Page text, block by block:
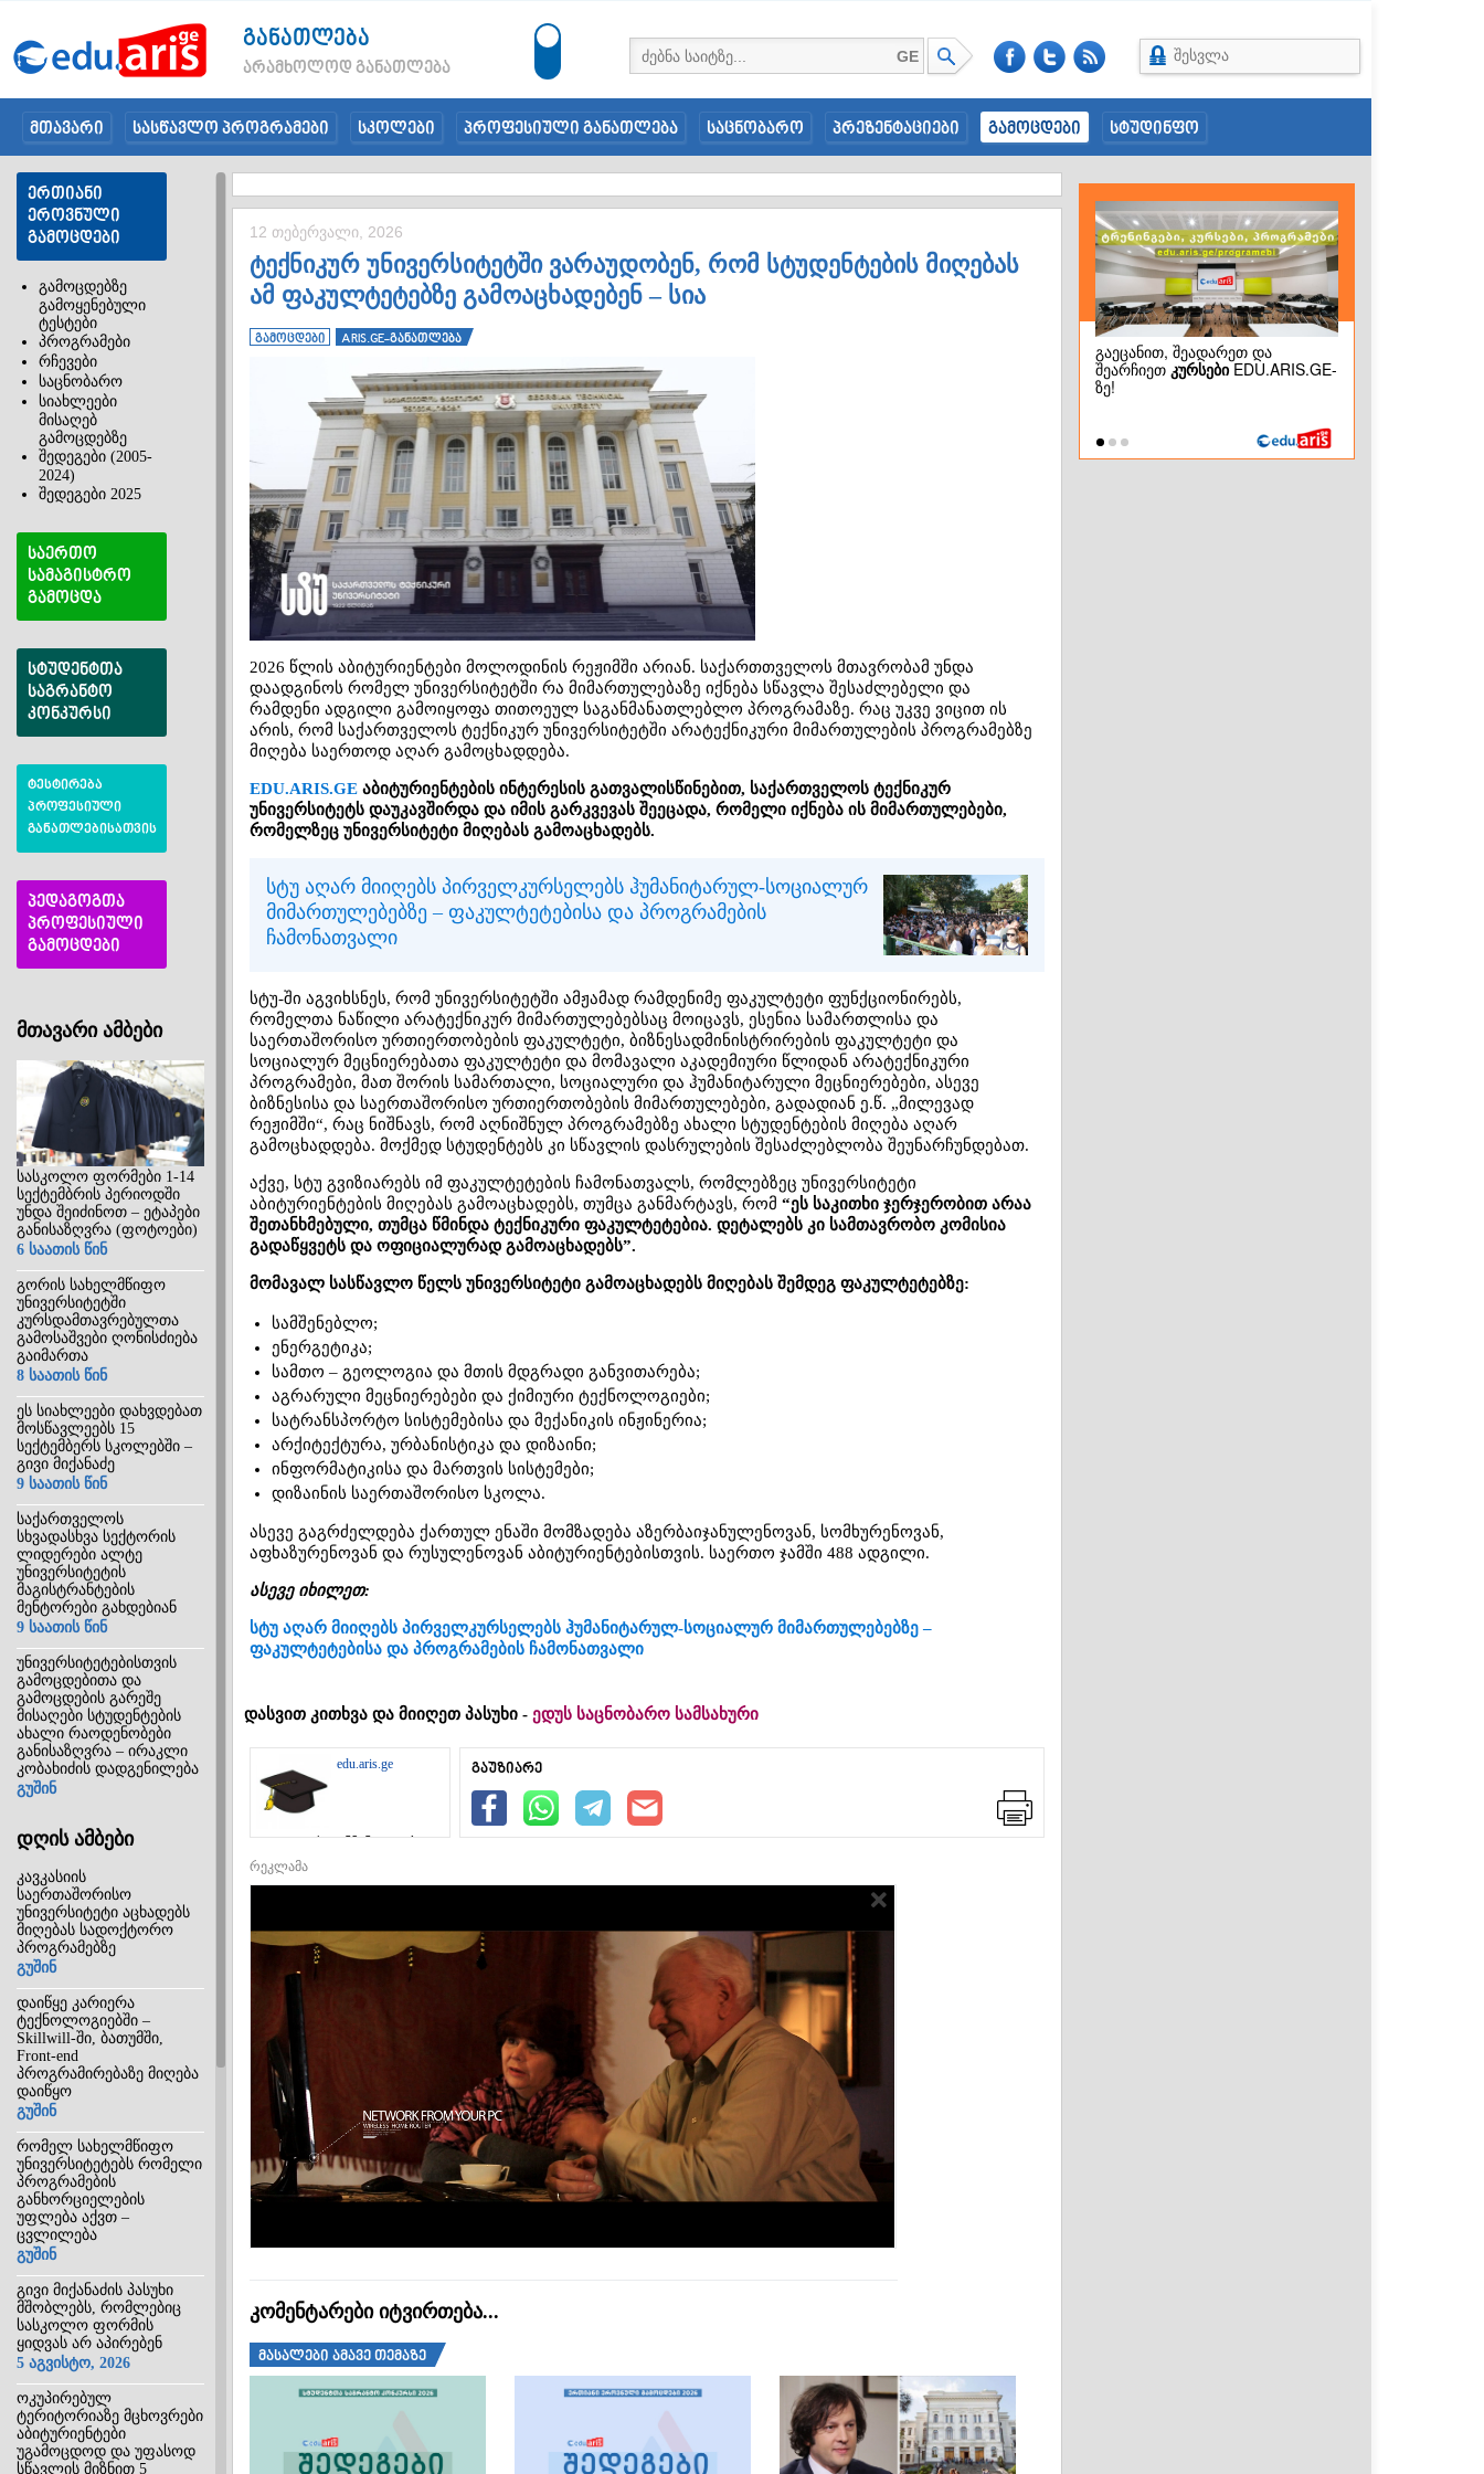
განათლება
არამხოლოდ განათლება
GE შესვლა
მთავარი სასწავლო პროგრამები სკოლები პროფესიული განათლება საცნობარო პრეზენტაციები გამოცდები სტუდინფო
ერთიანი
ეროვნული
გამოცდები
გამოცდებზე
გამოყენებული
ტესტები
პროგრამები
რჩევები
საცნობარო
სიახლეები
მისაღებ
გამოცდებზე
შედეგები (2005-
2024)
შედეგები 2025
საერთო
სამაგისტრო
გამოცდა
სტუდენტთა
საგრანტო
კონკურსი
ტესტირება
პროფესიული
განათლებისათვის
პედაგოგთა
პროფესიული
გამოცდები
მთავარი ამბები
სასკოლო ფორმები 1-14
სექტემბრის პერიოდში
უნდა შეიძინოთ – ეტაპები
განისაზღვრა (ფოტოები)
6 საათის წინ
გორის სახელმწიფო
უნივერსიტეტში
კურსდამთავრებულთა
გამოსაშვები ღონისძიება
გაიმართა
8 საათის წინ
ეს სიახლეები დახვდებათ
მოსწავლეებს 15
სექტემბერს სკოლებში –
გივი მიქანაძე
9 საათის წინ
საქართველოს
სხვადასხვა სექტორის
ლიდერები ალტე
უნივერსიტეტის
მაგისტრანტების
მენტორები გახდებიან
9 საათის წინ
უნივერსიტეტებისთვის
გამოცდებითა და
გამოცდების გარეშე
მისაღები სტუდენტების
ახალი რაოდენობები
განისაზღვრა – ირაკლი
კობახიძის დადგენილება
გუშინ
დღის ამბები
კავკასიის
საერთაშორისო
უნივერსიტეტი აცხადებს
მიღებას სადოქტორო
პროგრამებზე
გუშინ
დაიწყე კარიერა
ტექნოლოგიებში –
Skillwill-ში, ბათუმში,
Front-end
პროგრამირებაზე მიღება
დაიწყო
გუშინ
რომელ სახელმწიფო
უნივერსიტეტებს რომელი
პროგრამების
განხორციელების
უფლება აქვთ –
ცვლილება
გუშინ
გივი მიქანაძის პასუხი
მშობლებს, რომლებიც
სასკოლო ფორმის
ყიდვას არ აპირებენ
5 აგვისტო, 2026
ოკუპირებულ
ტერიტორიაზე მცხოვრები
აბიტურიენტები
უგამოცდოდ და უფასოდ
სწავლის მიზნით 5
12 თებერვალი, 2026
ტექნიკურ უნივერსიტეტში ვარაუდობენ, რომ სტუდენტების მიღებას
ამ ფაკულტეტებზე გამოაცხადებენ – სია
გამოცდები ARIS.GE-განათლება
2026 წლის აბიტურიენტები მოლოდინის რეჟიმში არიან. საქართთველოს მთავრობამ უნდა
დაადგინოს რომელ უნივერსიტეტში რა მიმართულებაზე იქნება სწავლა შესაძლებელი და
რამდენი ადგილი გამოიყოფა თითოეულ საგანმანათლებლო პროგრამაზე. რაც უკვე ვიცით ის
არის, რომ საქართველოს ტექნიკურ უნივერსიტეტში არატექნიკური მიმართულების პროგრამებზე
მიღება საერთოდ აღარ გამოცხადდება.
EDU.ARIS.GE აბიტურიენტების ინტერესის გათვალისწინებით, საქართველოს ტექნიკურ
უნივერსიტეტს დაუკავშირდა და იმის გარკვევას შეეცადა, რომელი იქნება ის მიმართულებები,
რომელზეც უნივერსიტეტი მიღებას გამოაცხადებს.
სტუ აღარ მიიღებს პირველკურსელებს ჰუმანიტარულ-სოციალურ
მიმართულებებზე – ფაკულტეტებისა და პროგრამების
ჩამონათვალი
სტუ-ში აგვიხსნეს, რომ უნივერსიტეტში ამჟამად რამდენიმე ფაკულტეტი ფუნქციონირებს,
რომელთა ნაწილი არატექნიკურ მიმართულებებსაც მოიცავს, ესენია სამართლისა და
საერთაშორისო ურთიერთობების ფაკულტეტი, ბიზნესადმინისტრირების ფაკულტეტი და
სოციალურ მეცნიერებათა ფაკულტეტი და მომავალი აკადემიური წლიდან არატექნიკური
პროგრამები, მათ შორის სამართალი, სოციალური და ჰუმანიტარული მეცნიერებები, ასევე
ბიზნესისა და საერთაშორისო ურთიერთობების მიმართულებები, გადადიან ე.წ. „მილევად
რეჟიმში“, რაც ნიშნავს, რომ აღნიშნულ პროგრამებზე ახალი სტუდენტების მიღება აღარ
გამოცხადდება. მოქმედ სტუდენტებს კი სწავლის დასრულების შესაძლებლობა შეუნარჩუნდებათ.
აქვე, სტუ გვიზიარებს იმ ფაკულტეტების ჩამონათვალს, რომლებზეც უნივერსიტეტი
აბიტურიენტების მიღებას გამოაცხადებს, თუმცა განმარტავს, რომ “ეს საკითხი ჯერჯერობით არაა
შეთანხმებული, თუმცა წმინდა ტექნიკური ფაკულტეტებია. დეტალებს კი სამთავრობო კომისია
გადაწყვეტს და ოფიციალურად გამოაცხადებს”.
მომავალ სასწავლო წელს უნივერსიტეტი გამოაცხადებს მიღებას შემდეგ ფაკულტეტებზე:
სამშენებლო;
ენერგეტიკა;
სამთო – გეოლოგია და მთის მდგრადი განვითარება;
აგრარული მეცნიერებები და ქიმიური ტექნოლოგიები;
სატრანსპორტო სისტემებისა და მექანიკის ინჟინერია;
არქიტექტურა, ურბანისტიკა და დიზაინი;
ინფორმატიკისა და მართვის სისტემები;
დიზაინის საერთაშორისო სკოლა.
ასევე გაგრძელდება ქართულ ენაში მომზადება აზერბაიჯანულენოვან, სომხურენოვან,
აფხაზურენოვან და რუსულენოვან აბიტურიენტებისთვის. საერთო ჯამში 488 ადგილი.
ასევე იხილეთ:
სტუ აღარ მიიღებს პირველკურსელებს ჰუმანიტარულ-სოციალურ მიმართულებებზე –
ფაკულტეტებისა და პროგრამების ჩამონათვალი
დასვით კითხვა და მიიღეთ პასუხი - ედუს საცნობარო სამსახური
edu.aris.ge
საგანმანათლებლო
გაუზიარე
რეკლამა
კომენტარები იტვირთება
მასალები ამავე თემაზე